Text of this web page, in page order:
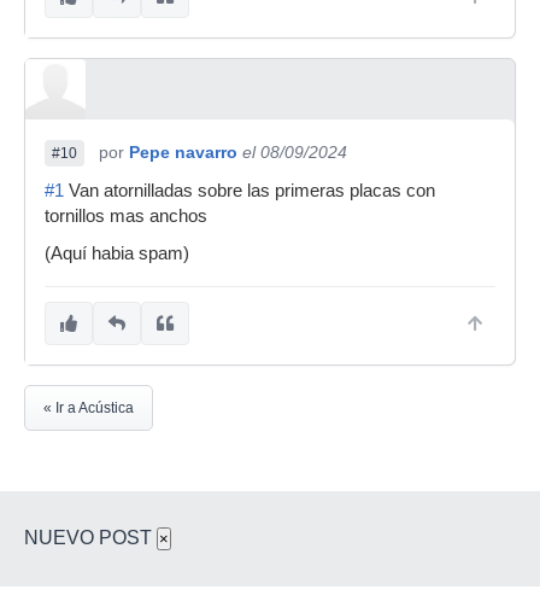
#10 por Pepe navarro el 08/09/2024
#1 Van atornilladas sobre las primeras placas con
tornillos mas anchos
(Aquí habia spam)
« Ir a Acústica
NUEVO POST ×